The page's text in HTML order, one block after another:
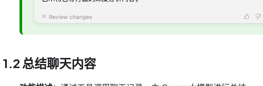
1.2 总结聊天内容